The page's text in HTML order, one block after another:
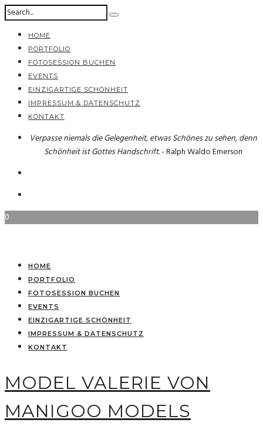
HOME
PORTFOLIO
FOTOSESSION BUCHEN
EVENTS
EINZIGARTIGE SCHÖNHEIT
IMPRESSUM & DATENSCHUTZ
KONTAKT
Verpasse niemals die Gelegenheit, etwas Schönes zu sehen, denn
Schönheit ist Gottes Handschrift.- Ralph Waldo Emerson
0
HOME
PORTFOLIO
FOTOSESSION BUCHEN
EVENTS
EINZIGARTIGE SCHÖNHEIT
IMPRESSUM & DATENSCHUTZ
KONTAKT
MODEL VALERIE VON
MANIGOO MODELS